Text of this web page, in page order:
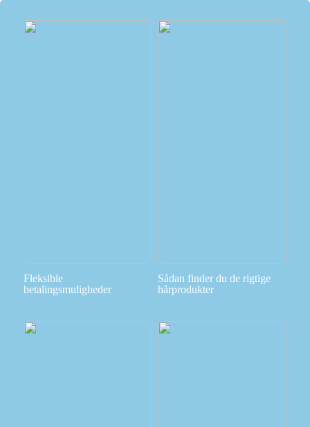
Fleksible
betalingsmuligheder
Sådan finder du de rigtige
hårprodukter